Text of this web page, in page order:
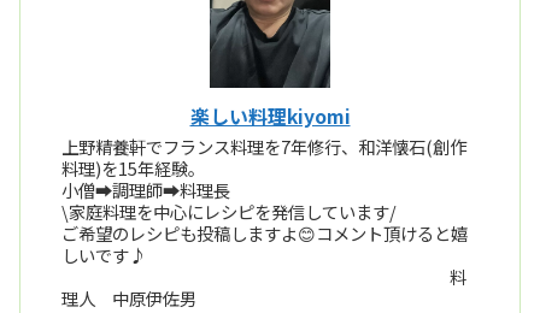
楽しい料理kiyomi
上野精養軒でフランス料理を7年修行、和洋懐石(創作
料理)を15年経験。
小僧➡️調理師➡️料理長
\家庭料理を中心にレシピを発信しています/
ご希望のレシピも投稿しますよ😊コメント頂けると嬉
しいです♪
料
理人 中原伊佐男